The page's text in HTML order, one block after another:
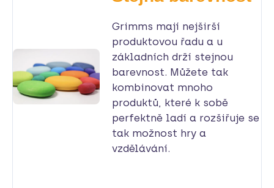
Grimms mají nejširší
produktovou řadu a u
základních drží stejnou
barevnost. Můžete tak
kombinovat mnoho
produktů, které k sobě
perfektně ladí a rozšiřuje se
tak možnost hry a
vzdělávání.